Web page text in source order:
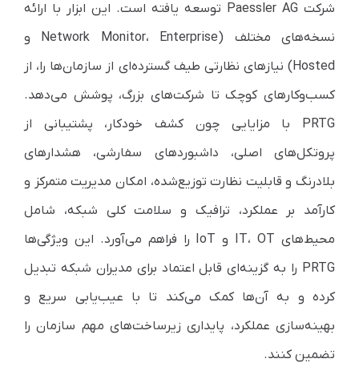
شرکت Paessler AG توسعه یافته است. این ابزار با ارائه
نسخه‌های مختلف (Network Monitor، Enterprise و
Hosted) نیازهای نظارتی طیف گسترده‌ای از سازمان‌ها را، از
کسب‌وکارهای کوچک تا شرکت‌های بزرگ، پوشش می‌دهد.
PRTG با مزایایی چون کشف خودکار، پشتیبانی از
پروتکل‌های اصلی، داشبوردهای سفارشی، هشدارهای
بلادرنگ و قابلیت نظارت توزیع‌شده، امکان مدیریت متمرکز و
کارآمد بر عملکرد، ترافیک و سلامت کلی شبکه، شامل
محیط‌های IT، OT و IoT را فراهم می‌آورد. این ویژگی‌ها
PRTG را به گزینه‌ای قابل اعتماد برای مدیران شبکه تبدیل
کرده و به آن‌ها کمک می‌کند تا با عیب‌یابی سریع و
بهینه‌سازی عملکرد، پایداری زیرساخت‌های مهم سازمان را
تضمین کنند.